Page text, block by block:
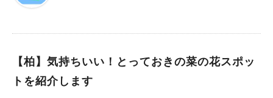
【柏】気持ちいい！とっておきの菜の花スポッ
トを紹介します